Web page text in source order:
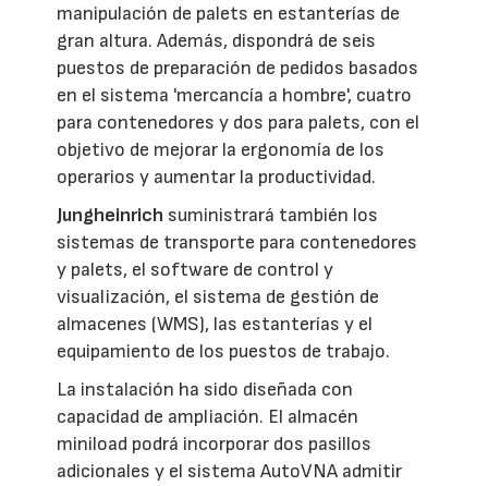
manipulación de palets en estanterías de
gran altura. Además, dispondrá de seis
puestos de preparación de pedidos basados
en el sistema 'mercancía a hombre', cuatro
para contenedores y dos para palets, con el
objetivo de mejorar la ergonomía de los
operarios y aumentar la productividad.
Jungheinrich suministrará también los
sistemas de transporte para contenedores
y palets, el software de control y
visualización, el sistema de gestión de
almacenes (WMS), las estanterías y el
equipamiento de los puestos de trabajo.
La instalación ha sido diseñada con
capacidad de ampliación. El almacén
miniload podrá incorporar dos pasillos
adicionales y el sistema AutoVNA admitir